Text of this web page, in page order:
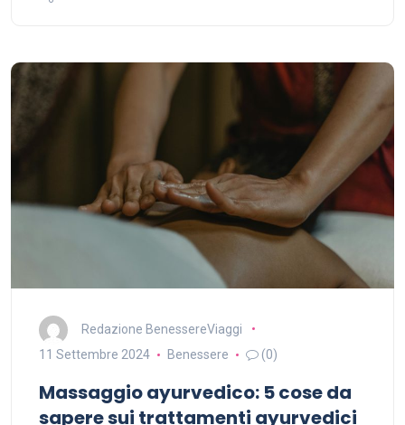
Redazione BenessereViaggi
11 Settembre 2024
Benessere (0)
Massaggio ayurvedico: 5 cose da
sapere sui trattamenti ayurvedici